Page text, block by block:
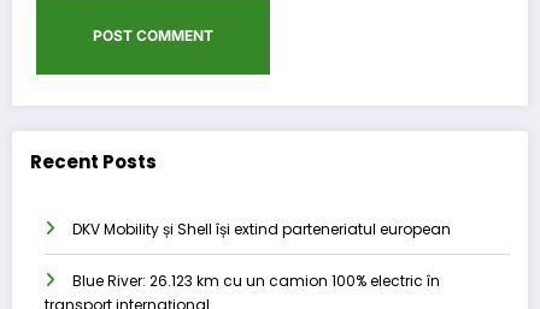
Recent Posts
DKV Mobility și Shell își extind parteneriatul european
Blue River: 26.123 km cu un camion 100% electric în
transport internațional